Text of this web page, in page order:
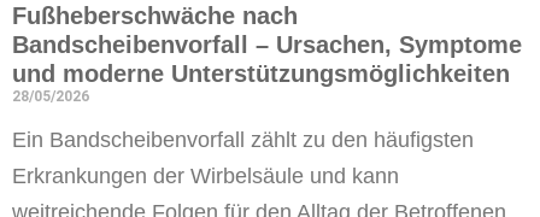
Fußheberschwäche nach
Bandscheibenvorfall – Ursachen, Symptome
und moderne Unterstützungsmöglichkeiten
28/05/2026
Ein Bandscheibenvorfall zählt zu den häufigsten
Erkrankungen der Wirbelsäule und kann
weitreichende Folgen für den Alltag der Betroffenen